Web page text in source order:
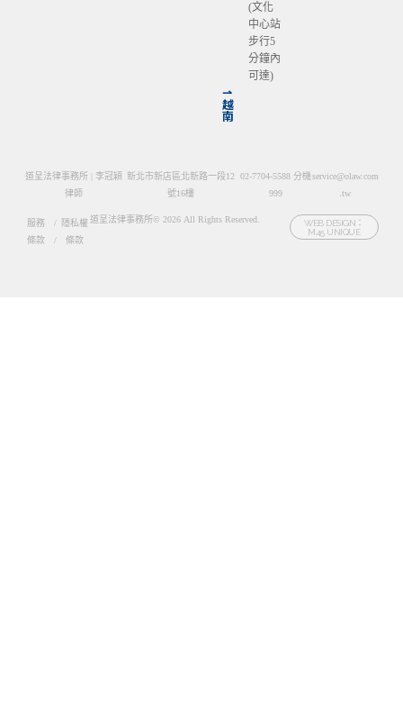
(文化
中心站
步行5
分鐘內
可達)
⇀
越
南
道呈法律事務所 | 李冠穎
律師
新北市新店區北新路一段12
號16樓
02-7704-5588 分機
999
service@olaw.com
.tw
服務
條款
/
/
隱私權
條款
道呈法律事務所© 2026 All Rights Reserved.
WEB DESIGN：
M45 UNIQUE